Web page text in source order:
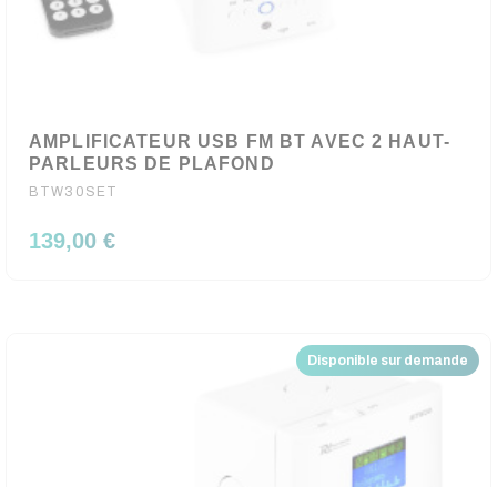
AMPLIFICATEUR USB FM BT AVEC 2 HAUT-
PARLEURS DE PLAFOND
BTW30SET
139,00 €
Disponible sur demande